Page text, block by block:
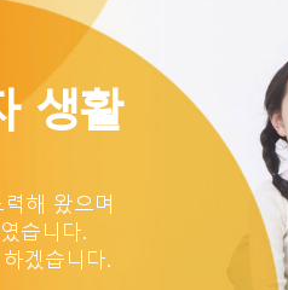
생활
해 왔으며
습니다.
겠습니다.